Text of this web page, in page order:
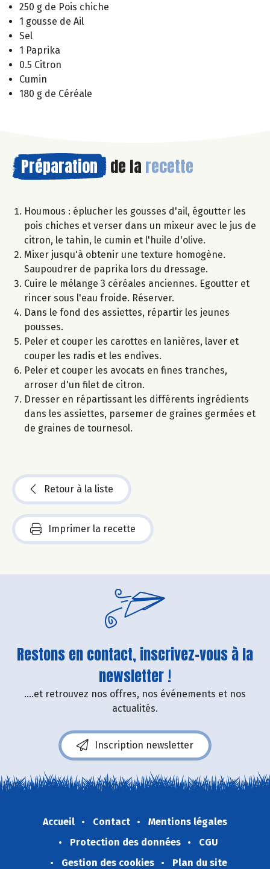
250 g de Pois chiche
1 gousse de Ail
Sel
1 Paprika
0.5 Citron
Cumin
180 g de Céréale
Préparation de la recette
Houmous : éplucher les gousses d'ail, égoutter les
pois chiches et verser dans un mixeur avec le jus de
citron, le tahin, le cumin et l'huile d'olive.
Mixer jusqu'à obtenir une texture homogène.
Saupoudrer de paprika lors du dressage.
Cuire le mélange 3 céréales anciennes. Egoutter et
rincer sous l'eau froide. Réserver.
Dans le fond des assiettes, répartir les jeunes
pousses.
Peler et couper les carottes en lanières, laver et
couper les radis et les endives.
Peler et couper les avocats en fines tranches,
arroser d'un filet de citron.
Dresser en répartissant les différents ingrédients
dans les assiettes, parsemer de graines germées et
de graines de tournesol.
Retour à la liste
Imprimer la recette
Restons en contact, inscrivez-vous à la
newsletter !
....et retrouvez nos offres, nos événements et nos
actualités.
Inscription newsletter
Accueil Contact
Mentions légales
Protection des données
CGU
Gestion des cookies
Plan du site